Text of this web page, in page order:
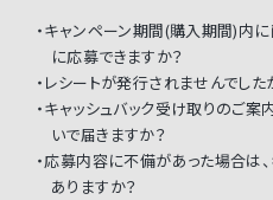
・キャンペーン期間(購入期間)内
に応募できますか？
・レシートが発行されませんでした
・キャッシュバック受け取りのご
いで届きますか？
・応募内容に不備があった場合は
ありますか？